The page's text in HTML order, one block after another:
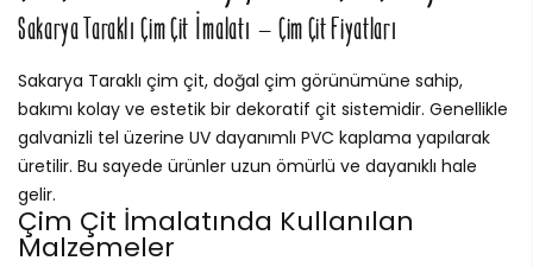
Sakarya Taraklı Çim Çit İmalatı – Çim Çit Fiyatları
Sakarya Taraklı çim çit, doğal çim görünümüne sahip,
bakımı kolay ve estetik bir dekoratif çit sistemidir. Genellikle
galvanizli tel üzerine UV dayanımlı PVC kaplama yapılarak
üretilir. Bu sayede ürünler uzun ömürlü ve dayanıklı hale
gelir.
Çim Çit İmalatında Kullanılan
Malzemeler